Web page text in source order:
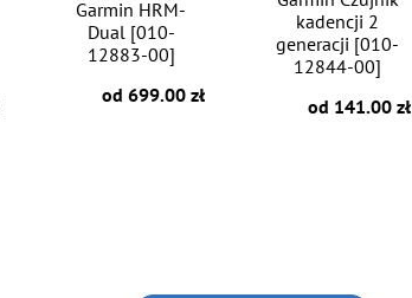
Garmin HRM-
Dual [010-
12883-00]
od 699.00 zł
kadencji 2
generacji [010-
12844-00]
od 141.00 zł